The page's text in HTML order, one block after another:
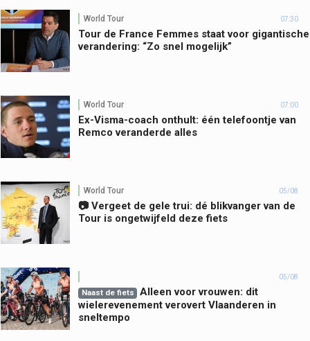
World Tour 07:30
Tour de France Femmes staat voor gigantische
verandering: “Zo snel mogelijk”
World Tour 07:00
Ex-Visma-coach onthult: één telefoontje van
Remco veranderde alles
World Tour 05/08
📷 Vergeet de gele trui: dé blikvanger van de
Tour is ongetwijfeld deze fiets
05/08
Naast de fiets
Alleen voor vrouwen: dit
wielerevenement verovert Vlaanderen in
sneltempo